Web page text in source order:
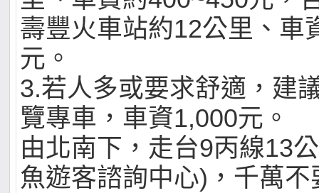
壽豐火車站約12公里、車
元。
3.若人多或要求舒適，建
覽專車，車資1,000元。
由北南下，走台9丙線13
魚遊客諮詢中心)，千萬